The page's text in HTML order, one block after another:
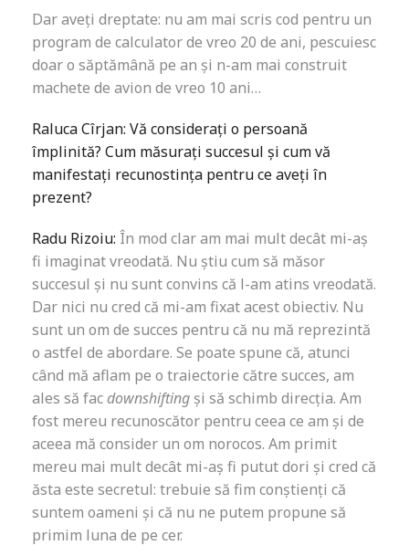
Dar aveți dreptate: nu am mai scris cod pentru un
program de calculator de vreo 20 de ani, pescuiesc
doar o săptămână pe an și n-am mai construit
machete de avion de vreo 10 ani…
Raluca Cîrjan: Vă considerați o persoană
împlinită? Cum măsurați succesul și cum vă
manifestați recunostința pentru ce aveți în
prezent?
Radu Rizoiu: În mod clar am mai mult decât mi-aș
fi imaginat vreodată. Nu știu cum să măsor
succesul și nu sunt convins că l-am atins vreodată.
Dar nici nu cred că mi-am fixat acest obiectiv. Nu
sunt un om de succes pentru că nu mă reprezintă
o astfel de abordare. Se poate spune că, atunci
când mă aflam pe o traiectorie către succes, am
ales să fac downshifting și să schimb direcția. Am
fost mereu recunoscător pentru ceea ce am și de
aceea mă consider un om norocos. Am primit
mereu mai mult decât mi-aș fi putut dori și cred că
ăsta este secretul: trebuie să fim conștienți că
suntem oameni și că nu ne putem propune să
primim luna de pe cer.